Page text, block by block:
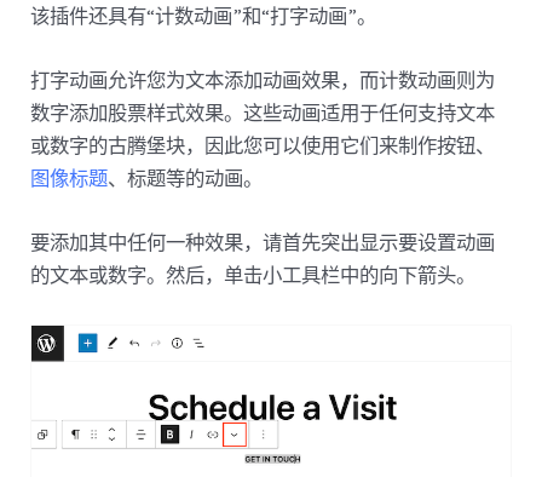
该插件还具有“计数动画”和“打字动画”。
打字动画允许您为文本添加动画效果，而计数动画则为
数字添加股票样式效果。这些动画适用于任何支持文本
或数字的古腾堡块，因此您可以使用它们来制作按钮、
图像标题、标题等的动画。
要添加其中任何一种效果，请首先突出显示要设置动画
的文本或数字。然后，单击小工具栏中的向下箭头。